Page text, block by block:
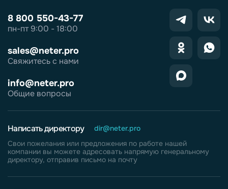
8 800 550-43-77
пн-пт 9:00 - 18:00
sales@neter.pro
Свяжитесь с нами
info@neter.pro
Общие вопросы
Написать директору
dir@neter.pro
Свои пожелания или предложения по работе нашей
компании вы можете адресовать напрямую генеральному
директору, отправив письмо на почту